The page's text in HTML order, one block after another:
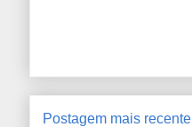
Postagem mais recente